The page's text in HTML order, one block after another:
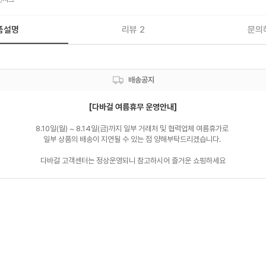
설명 리뷰 2 문의
배송공지
[다바걸 여름휴무 운영안내]
8.10일(월) ~ 8.14일(금)까지 일부 거래처 및 협력업체 여름휴가로
일부 상품의 배송이 지연될 수 있는 점 양해부탁드리겠습니다.
다바걸 고객센터는 정상운영되니 참고하시어 즐거운 쇼핑하세요